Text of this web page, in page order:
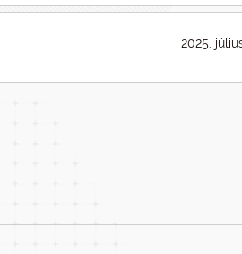
2025.